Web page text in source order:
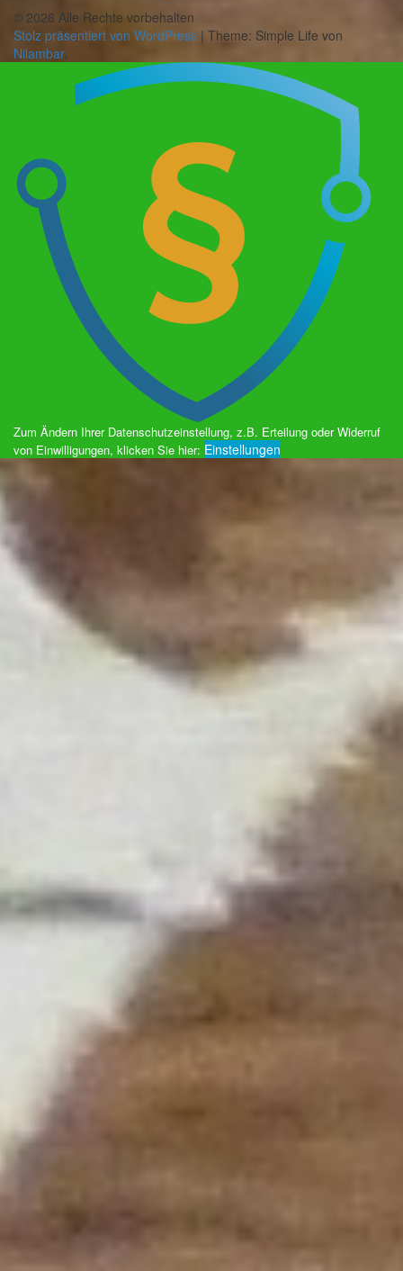
© 2026 Alle Rechte vorbehalten
Stolz präsentiert von WordPress | Theme: Simple Life von
Nilambar.
Zum Ändern Ihrer Datenschutzeinstellung, z.B. Erteilung oder Widerruf
von Einwilligungen, klicken Sie hier: Einstellungen